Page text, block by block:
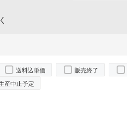
送料込単価 販売終了
産中止予定